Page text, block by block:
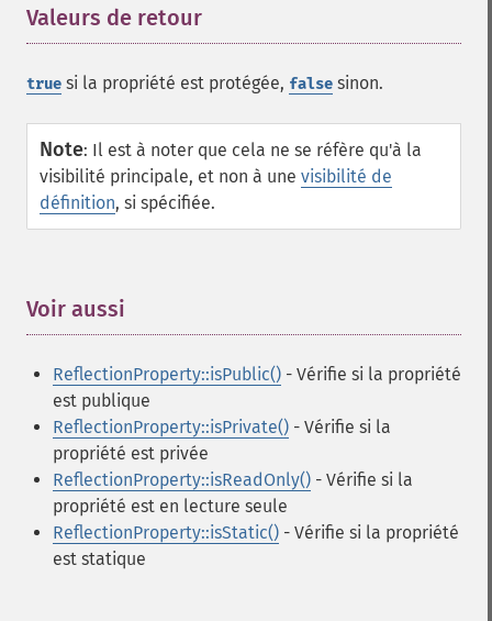
Valeurs de retour
true si la propriété est protégée, false sinon.
Note: Il est à noter que cela ne se réfère qu'à la
visibilité principale, et non à une visibilité de
définition, si spécifiée.
Voir aussi
ReflectionProperty::isPublic() - Vérifie si la propriété
est publique
ReflectionProperty::isPrivate() - Vérifie si la
propriété est privée
ReflectionProperty::isReadOnly() - Vérifie si la
propriété est en lecture seule
ReflectionProperty::isStatic() - Vérifie si la propriété
est statique